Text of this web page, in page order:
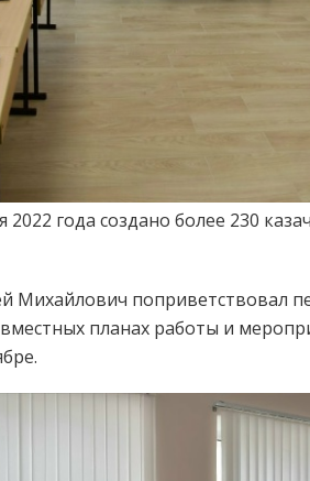
года создано более 230
Михайлович поприветствовал
планах работы и